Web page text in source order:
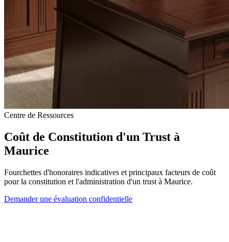
Centre de Ressources
Coût de Constitution d'un Trust à
Maurice
Fourchettes d'honoraires indicatives et principaux facteurs de coût
pour la constitution et l'administration d'un trust à Maurice.
Demander une évaluation confidentielle